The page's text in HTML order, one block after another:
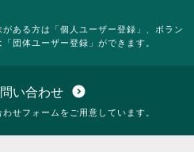
ある方は「個人ユーザー登録」、ボラン
団体ユーザー登録」ができます。
い合わせ expand_circle_down
せフォームをご用意しています。